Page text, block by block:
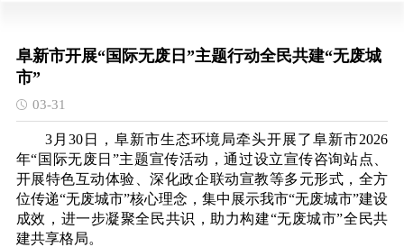
阜新市开展“国际无废日”主题行动全民共建“无废城
市”
03-31
3月30日，阜新市生态环境局牵头开展了阜新市2026
年“国际无废日”主题宣传活动，通过设立宣传咨询站点、
开展特色互动体验、深化政企联动宣教等多元形式，全方
位传递“无废城市”核心理念，集中展示我市“无废城市”建设
成效，进一步凝聚全民共识，助力构建“无废城市”全民共
建共享格局。